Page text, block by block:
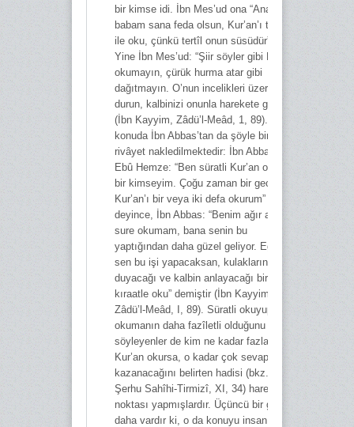
bir kimse idi. İbn Mes’ud ona “Anam
babam sana feda olsun, Kur’an’ı tertil
ile oku, çünkü tertîl onun süsüdür” dedi.
Yine İbn Mes’ud: “Şiir söyler gibi Kur’an
okumayın, çürük hurma atar gibi
dağıtmayın. O’nun incelikleri üzerinde
durun, kalbinizi onunla harekete geçirin”
(İbn Kayyim, Zâdü’l-Meâd, 1, 89). Bu
konuda İbn Abbas’tan da şöyle bir
rivâyet nakledilmektedir: İbn Abbas’a
Ebû Hemze: “Ben süratli Kur’an okuyan
bir kimseyim. Çoğu zaman bir gecede
Kur’an’ı bir veya iki defa okurum”
deyince, İbn Abbas: “Benim ağır ağır bir
sure okumam, bana senin bu
yaptığından daha güzel geliyor. Eğer
sen bu işi yapacaksan, kulakların
duyacağı ve kalbin anlayacağı bir
kıraatle oku” demiştir (İbn Kayyim,
Zâdü’l-Meâd, I, 89). Süratli okuyup, çok
okumanın daha fazîletli olduğunu
söyleyenler de kim ne kadar fazla
Kur’an okursa, o kadar çok sevap
kazanacağını belirten hadisi (bkz.
Şerhu Sahîhi-Tirmizî, XI, 34) hareket
noktası yapmışlardır. Üçüncü bir görüş
daha vardır ki, o da konuyu insanın